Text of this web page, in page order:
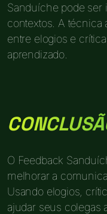
Sanduíche pode ser
contextos. A técnica
entre elogios e
aprendizado.
O Feedback
melhorar a
Usando elogios,
ajudar seus colegas